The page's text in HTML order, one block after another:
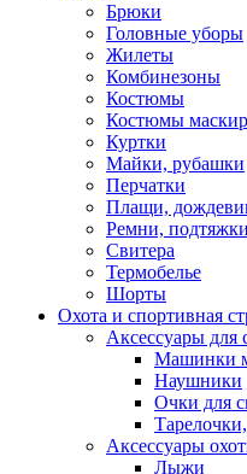
Брюки
Головные уборы
Жилеты
Комбинезоны
Костюмы
Костюмы
Куртки
Майки, рубашки
Перчатки
Плащи,
Ремни, подтяжки
Свитера
Термобелье
Шорты
Охота и спортивная
Аксессуары для
Машинки
Наушники
Очки для
Аксессуары
Лыжи